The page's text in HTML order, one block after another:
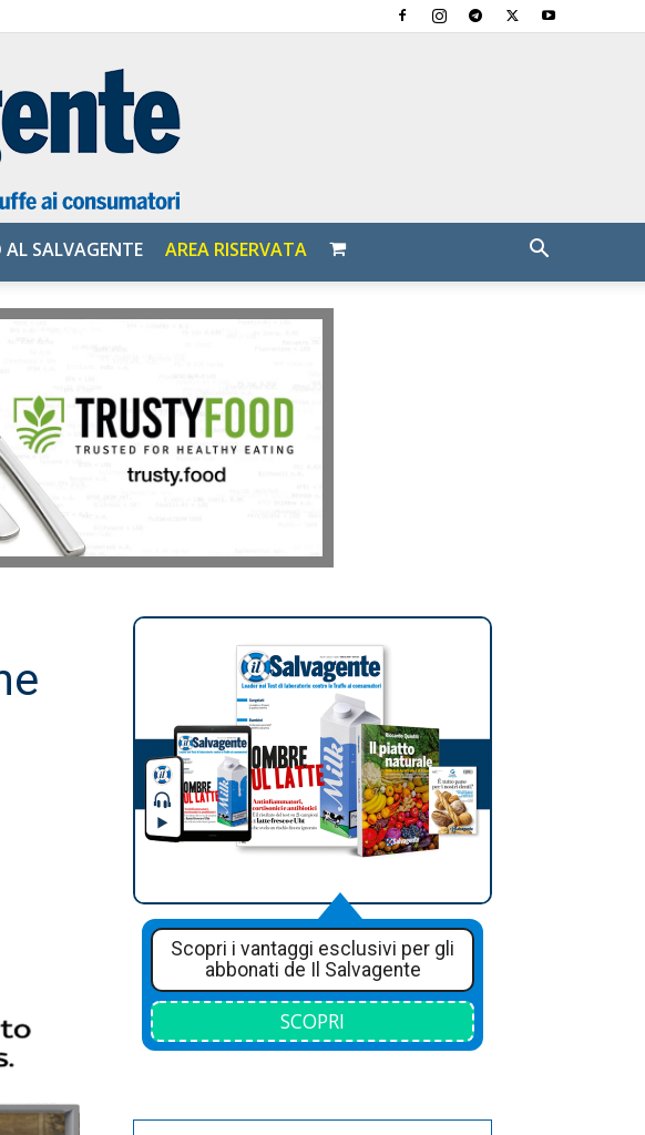
AL SALVAGENTE AREA RISERVATA
Scopri i vantaggi esclusivi per gli
abbonati de Il Salvagente
SCOPRI